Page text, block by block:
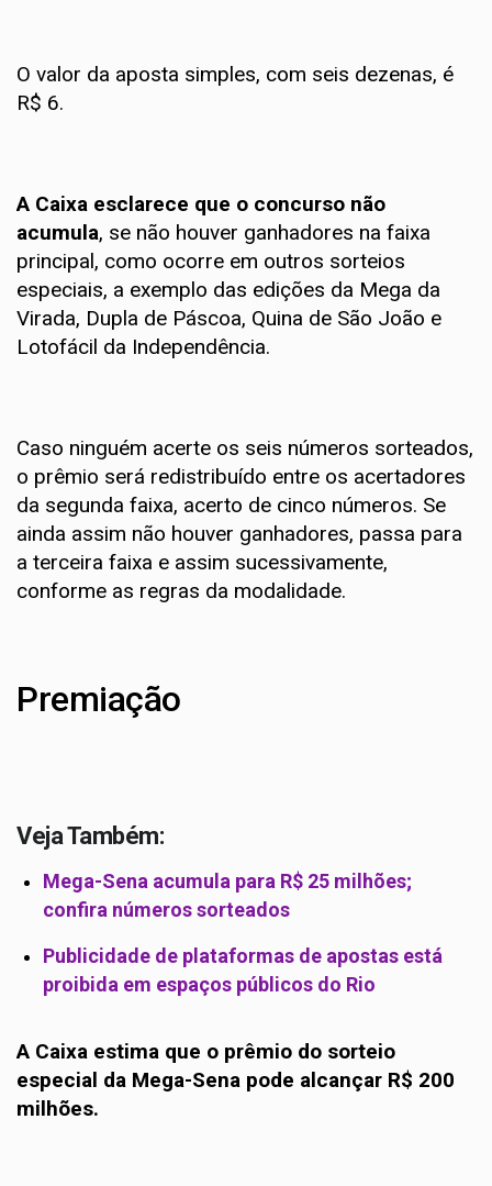
O valor da aposta simples, com seis dezenas, é
R$ 6.
A Caixa esclarece que o concurso não
acumula, se não houver ganhadores na faixa
principal, como ocorre em outros sorteios
especiais, a exemplo das edições da Mega da
Virada, Dupla de Páscoa, Quina de São João e
Lotofácil da Independência.
Caso ninguém acerte os seis números sorteados,
o prêmio será redistribuído entre os acertadores
da segunda faixa, acerto de cinco números. Se
ainda assim não houver ganhadores, passa para
a terceira faixa e assim sucessivamente,
conforme as regras da modalidade.
Premiação
Veja Também:
Mega-Sena acumula para R$ 25 milhões;
confira números sorteados
Publicidade de plataformas de apostas está
proibida em espaços públicos do Rio
A Caixa estima que o prêmio do sorteio
especial da Mega-Sena pode alcançar R$ 200
milhões.